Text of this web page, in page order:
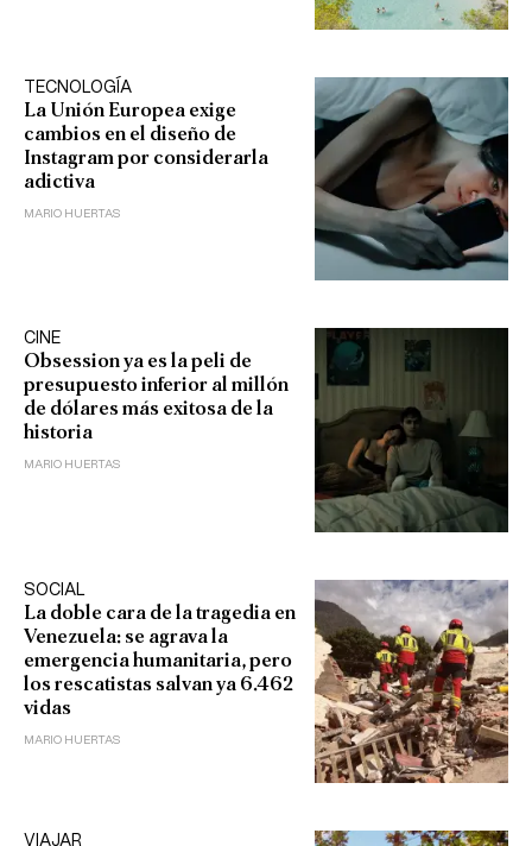
TECNOLOGÍA
La Unión Europea exige
cambios en el diseño de
Instagram por considerarla
adictiva
MARIO HUERTAS
CINE
Obsession ya es la peli de
presupuesto inferior al millón
de dólares más exitosa de la
historia
MARIO HUERTAS
SOCIAL
La doble cara de la tragedia en
Venezuela: se agrava la
emergencia humanitaria, pero
los rescatistas salvan ya 6.462
vidas
MARIO HUERTAS
VIAJAR